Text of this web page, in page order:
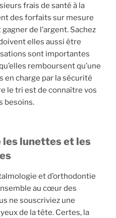
frais de santé à la
des forfaits sur mesure
de l’argent. Sachez
elles aussi être
sont importantes
remboursent qu’une
en charge par la sécurité
le tri est de connaître vos
besoins.
les lunettes et les
et d’orthodontie
au cœur des
ne souscriviez une
de la tête. Certes, la